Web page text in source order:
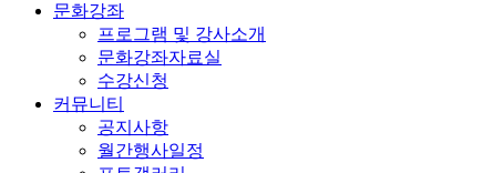
문화강좌
프로그램 및 강사소개
문화강좌자료실
수강신청
커뮤니티
공지사항
월간행사일정